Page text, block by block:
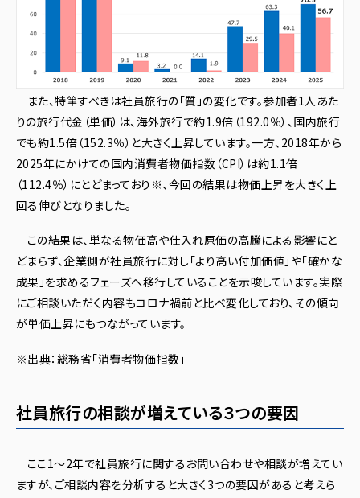
また、特筆すべきは社員旅行の「質」の変化です。参加者1人あた
りの旅行代金（単価）は、海外旅行で約1.9倍（192.0％）、国内旅行
でも約1.5倍（152.3％）と大きく上昇しています。一方、2018年から
2025年にかけての国内消費者物価指数（CPI）は約1.1倍
（112.4％）にとどまっており※、今回の結果は物価上昇を大きく上
回る伸びとなりました。
この結果は、単なる物価高や仕入れ原価の高騰による影響にと
どまらず、企業側が社員旅行に対し「より高い付加価値」や「確かな
成果」を求めるフェーズへ移行していることを示唆しています。実際
にご相談いただく内容もコロナ禍前と比べ変化しており、その傾向
が単価上昇にもつながっています。
※出典：総務省「消費者物価指数」
社員旅行の相談が増えている３つの要因
ここ1〜2年で社員旅行に関するお問い合わせや相談が増えてい
ますが、ご相談内容を分析すると大きく3つの要因があると考えら